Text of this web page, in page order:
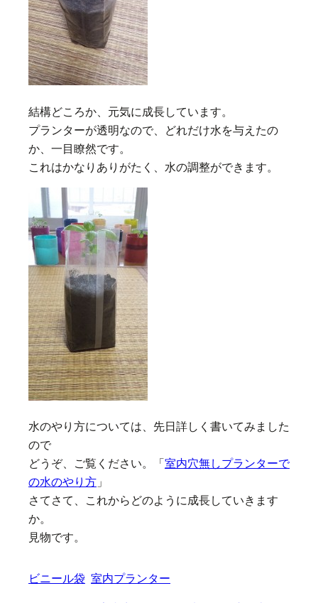
結構どころか、元気に成長しています。
プランターが透明なので、どれだけ水を与えたの
か、一目瞭然です。
これはかなりありがたく、水の調整ができます。
水のやり方については、先日詳しく書いてみました
ので
どうぞ、ご覧ください。「室内穴無しプランターで
の水のやり方 」
さてさて、これからどのように成長していきます
か。
見物です。
ビニール袋 室内プランター